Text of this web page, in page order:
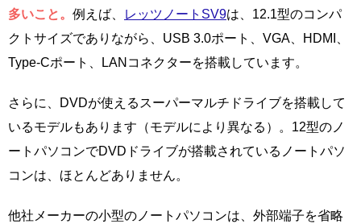
多いこと。 例えば、 レッツノートSV9は、12.1型のコンパ
クトサイズでありながら、USB 3.0ポート、VGA、HDMI、
Type-Cポート、LANコネクターを搭載しています。
さらに、DVDが使えるスーパーマルチドライブを搭載して
いるモデルもあります（モデルにより異なる）。12型のノ
ートパソコンでDVDドライブが搭載されているノートパソ
コンは、ほとんどありません。
他社メーカーの小型のノートパソコンは、外部端子を省略